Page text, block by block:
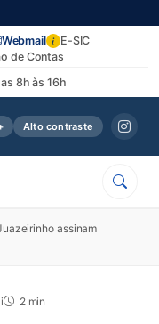
8h às 16h
Webmail i E-SIC
de Contas
Alto contraste
assinam
2 min